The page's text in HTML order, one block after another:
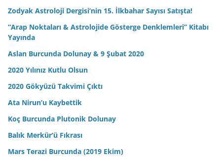
Zodyak Astroloji Dergisi’nin 15. İlkbahar Sayısı Satışta!
“Arap Noktaları & Astrolojide Gösterge Denklemleri” Kitabı
Yayında
Aslan Burcunda Dolunay & 9 Şubat 2020
2020 Yılınız Kutlu Olsun
2020 Gökyüzü Takvimi Çıktı
Ata Nirun’u Kaybettik
Koç Burcunda Plutonik Dolunay
Balık Merkür’ü Fıkrası
Mars Terazi Burcunda (2019 Ekim)